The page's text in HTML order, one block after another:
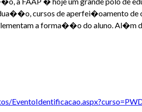
cursos de aperfei�oamento
a forma��o do aluno. Al�m